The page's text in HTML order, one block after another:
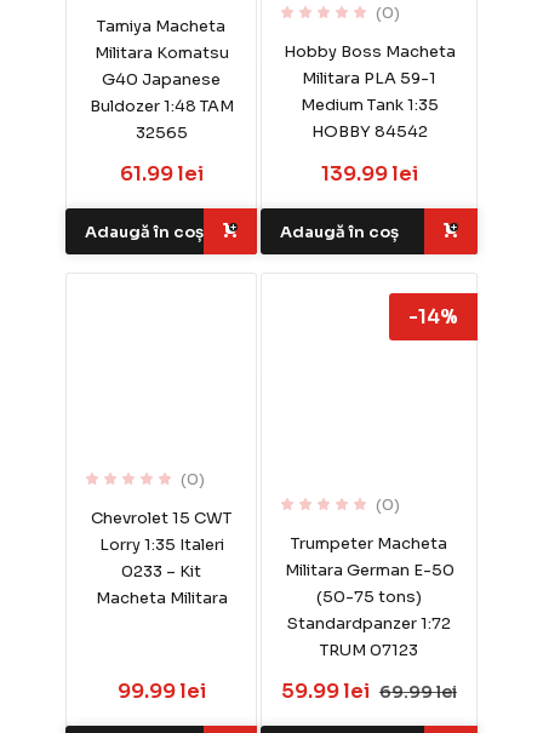
Tamiya Macheta
Militara Komatsu
G40 Japanese
Buldozer 1:48 TAM
32565
61.99 lei
Adaugă în coș
(0)
Hobby Boss Macheta
Militara PLA 59-1
Medium Tank 1:35
HOBBY 84542
139.99 lei
Adaugă în coș
(0)
Chevrolet 15 CWT
Lorry 1:35 Italeri
0233 – Kit
Macheta Militara
99.99 lei
(0)
Trumpeter Macheta
Militara German E-50
(50-75 tons)
Standardpanzer 1:72
TRUM 07123
59.99 lei 69.99 lei
-14%